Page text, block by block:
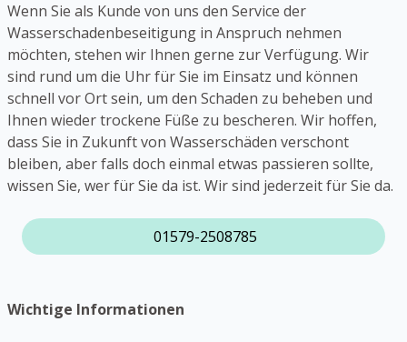
Wenn Sie als Kunde von uns den Service der
Wasserschadenbeseitigung in Anspruch nehmen
möchten, stehen wir Ihnen gerne zur Verfügung. Wir
sind rund um die Uhr für Sie im Einsatz und können
schnell vor Ort sein, um den Schaden zu beheben und
Ihnen wieder trockene Füße zu bescheren. Wir hoffen,
dass Sie in Zukunft von Wasserschäden verschont
bleiben, aber falls doch einmal etwas passieren sollte,
wissen Sie, wer für Sie da ist. Wir sind jederzeit für Sie da.
01579-2508785
Wichtige Informationen